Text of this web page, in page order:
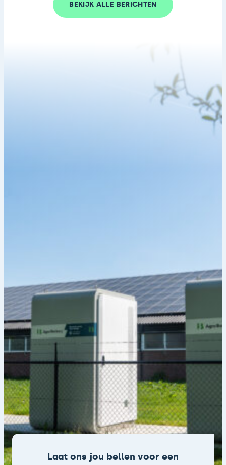
BEKIJK ALLE BERICHTEN
Laat ons jou bellen voor een